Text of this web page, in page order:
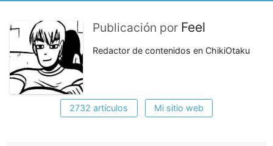
Publicación por Feel
Redactor de contenidos en ChikiOtaku
2732 artículos Mi sitio web